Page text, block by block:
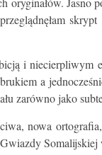
a
zarówno jako
ortografia,